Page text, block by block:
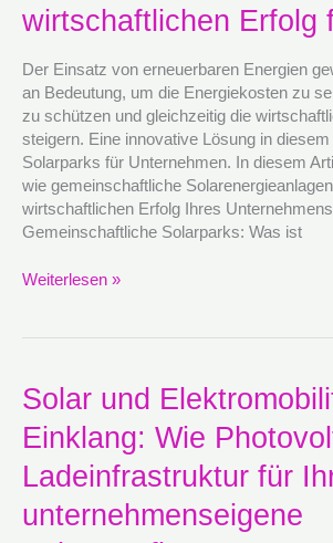
wirtschaftlichen Erfolg
Der Einsatz von erneuerbaren Energien
an Bedeutung, um die Energiekosten zu
zu schützen und gleichzeitig die
steigern. Eine innovative Lösung in
Solarparks für Unternehmen. In diesem
wie gemeinschaftliche
wirtschaftlichen Erfolg Ihres
Gemeinschaftliche Solarparks: Was ist
Solarenergieanlagen
den
Erfolg
fördern
Weiterlesen »
Solar und
Einklang: Wie
Ladeinfrastruktur für
unternehmenseigene
Solar
und
Elektromobilität
Einklang:
Wie
Photovoltaik